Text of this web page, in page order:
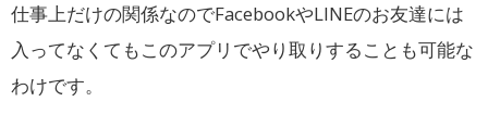
仕事上だけの関係なのでFacebookやLINEのお友達には
入ってなくてもこのアプリでやり取りすることも可能な
わけです。